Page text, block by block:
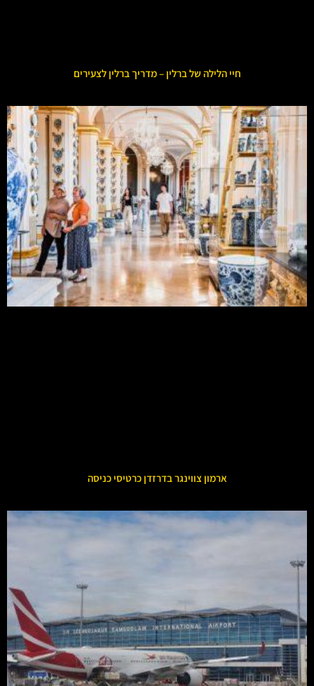
חיי הלילה של ברלין – מדריך ברלין לצעירים
ארמון צווינגר בדרזדן כרטיסי כניסה